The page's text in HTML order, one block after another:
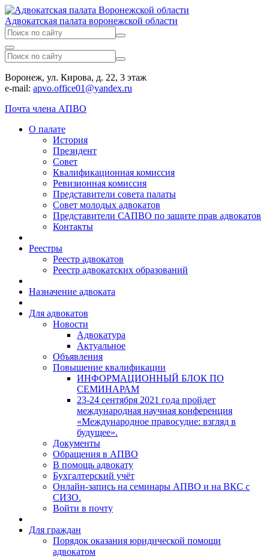
Адвокатская палата воронежской области
Воронеж, ул. Кирова, д. 22, 3 этаж
e-mail: apvo.office01@yandex.ru
Почта члена АПВО
О палате
История
Президент
Совет
Квалификационная комиссия
Ревизионная комиссия
Представители совета палаты
Совет молодых адвокатов
Представители САПВО по защите прав адвокатов
Контакты
Реестры
Реестр адвокатов
Реестр адвокатских образований
Назначение адвоката
Для адвокатов
Новости
Адвокатура
Актуальное
Объявления
Повышение квалификации
ИНФОРМАЦИОННЫЙ БЛОК ПО
СЕМИНАРАМ
23-24 сентября 2021 года пройдет
международная научная конференция
«Международное правосудие: взгляд в
будущее».
Документы
Обращения в АПВО
В помощь адвокату
Бухгалтерский учёт
Онлайн-запись на семинары АПВО и на ВКС с
СИЗО.
Войти в почту
Для граждан
Порядок оказания юридической помощи
адвокатом